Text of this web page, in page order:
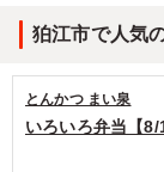
ご利用シーン：
狛江市で人気
いろいろ弁当【8/
とんかつ まい泉